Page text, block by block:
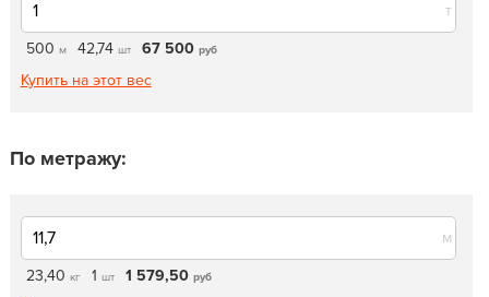
т
500 м 42,74 шт 67 500 руб
Купить на этот вес
По метражу:
м
23,40 кг 1 шт 1 579,50 руб